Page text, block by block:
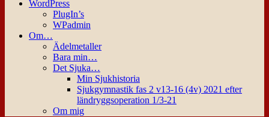
WordPress
PlugIn’s
WPadmin
Om…
Ädelmetaller
Bara min…
Det Sjuka…
Min Sjukhistoria
Sjukgymnastik fas 2 v13-16 (4v) 2021 efter
ländryggsoperation 1/3-21
Om mig